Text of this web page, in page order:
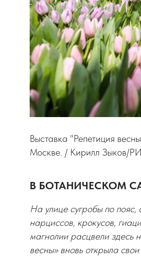
Выставка "Репетиция
Москве. / Кирилл Зыков/
В БОТАНИЧЕСКОМ
На улице сугробы по
нарциссов, крокусов,
магнолии расцвели здесь
весны» вновь открыла